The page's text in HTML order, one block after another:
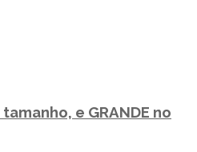
e GRANDE no